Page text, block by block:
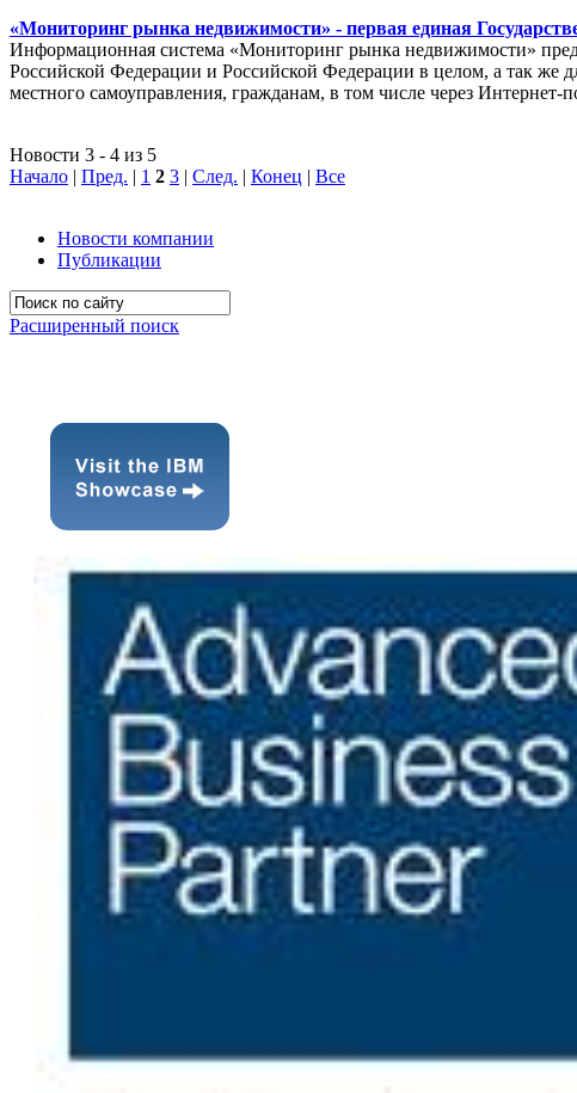
«Мониторинг рынка недвижимости» - первая единая
Информационная система «Мониторинг рынка недвижимости»
Российской Федерации и Российской Федерации в целом, а так же
местного самоуправления, гражданам, в том числе через Интернет-
Новости 3 - 4 из 5
Начало | Пред. | 1 2 3 | След. | Конец | Все
Новости компании
Публикации
Расширенный поиск